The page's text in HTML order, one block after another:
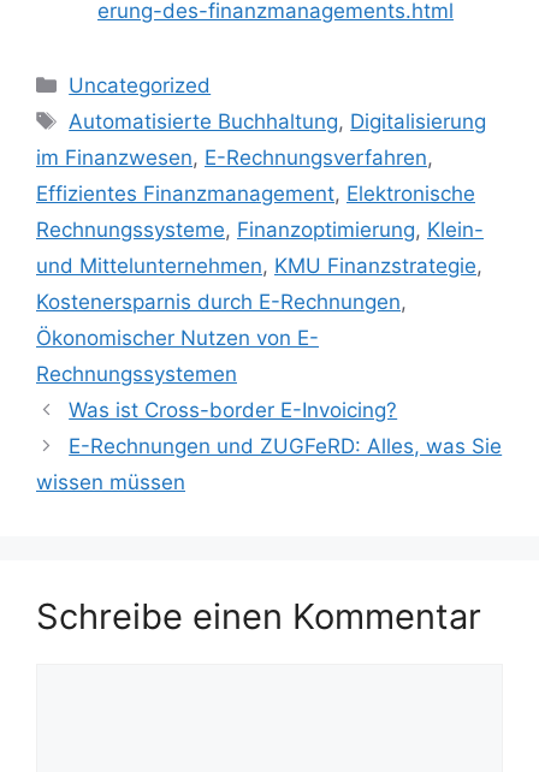
erung-des-finanzmanagements.html
Kategorien
Uncategorized
Schlagwörter
Automatisierte Buchhaltung, Digitalisierung
im Finanzwesen, E-Rechnungsverfahren,
Effizientes Finanzmanagement, Elektronische
Rechnungssysteme, Finanzoptimierung, Klein-
und Mittelunternehmen, KMU Finanzstrategie,
Kostenersparnis durch E-Rechnungen,
Ökonomischer Nutzen von E-
Rechnungssystemen
Was ist Cross-border E-Invoicing?
E-Rechnungen und ZUGFeRD: Alles, was Sie
wissen müssen
Schreibe einen Kommentar